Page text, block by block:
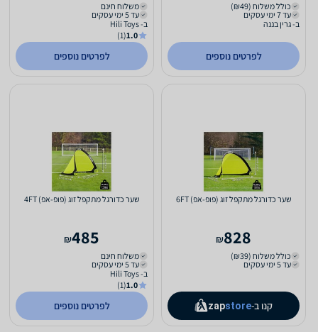
כולל משלוח (₪49)
עד 7 ימי עסקים
ב- גרין בננה
לפרטים נוספים
משלוח חינם
עד 5 ימי עסקים
ב- Hili Toys
1.0
(1)
לפרטים נוספים
שער כדורגל מתקפל זוג (פופ-אפ) 6FT
828
₪
כולל משלוח (₪39)
עד 5 ימי עסקים
קנו ב- zapstore
שער כדורגל מתקפל זוג (פופ-אפ) 4FT
485
₪
משלוח חינם
עד 5 ימי עסקים
ב- Hili Toys
1.0
(1)
לפרטים נוספים